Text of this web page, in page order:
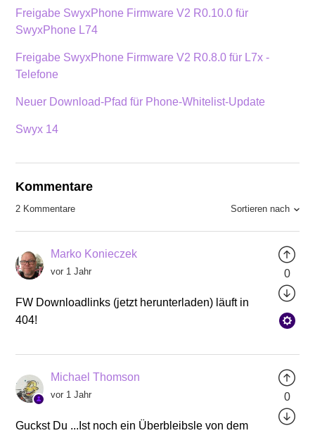
Freigabe SwyxPhone Firmware V2 R0.10.0 für
SwyxPhone L74
Freigabe SwyxPhone Firmware V2 R0.8.0 für L7x -
Telefone
Neuer Download-Pfad für Phone-Whitelist-Update
Swyx 14
Kommentare
2 Kommentare Sortieren nach
Marko Konieczek
vor 1 Jahr
FW Downloadlinks (jetzt herunterladen) läuft in
404!
0
Michael Thomson
vor 1 Jahr
Guckst Du ...Ist noch ein Überbleibsle von dem
0